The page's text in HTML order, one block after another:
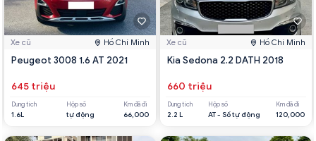
Xe cũ Hồ Chí Minh
Peugeot 3008 1.6 AT 2021
645 triệu
Dung tích
1.6L
Hộp số
tự động
Km đã đi
66,000
Xe cũ Hồ Chí Minh
Kia Sedona 2.2 DATH 2018
660 triệu
Dung tích
2.2 L
Hộp số
AT - Số tự động
Km đã đi
120,000